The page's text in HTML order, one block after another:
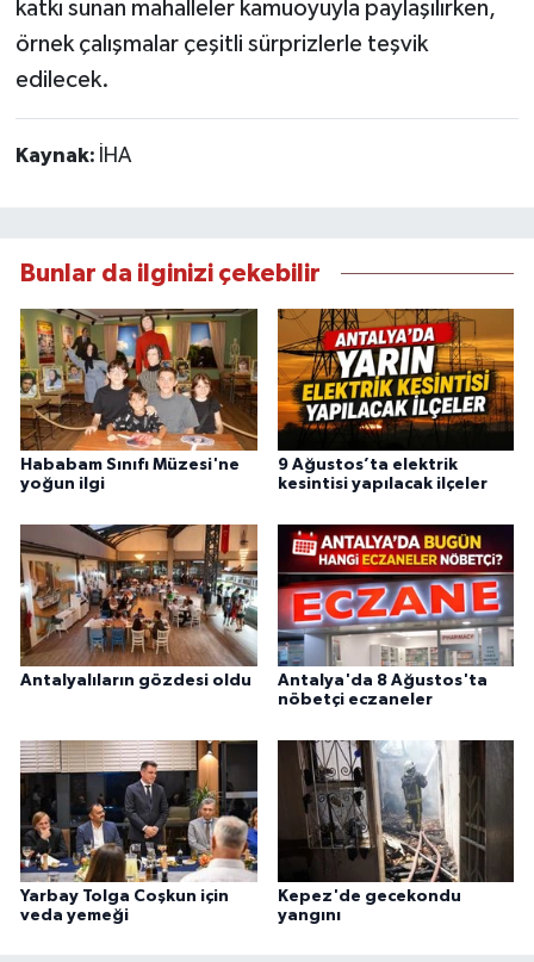
katkı sunan mahalleler kamuoyuyla paylaşılırken,
örnek çalışmalar çeşitli sürprizlerle teşvik
edilecek.
Kaynak: İHA
Bunlar da ilginizi çekebilir
Hababam Sınıfı Müzesi'ne
yoğun ilgi
9 Ağustos’ta elektrik
kesintisi yapılacak ilçeler
Antalyalıların gözdesi oldu
Antalya'da 8 Ağustos'ta
nöbetçi eczaneler
Yarbay Tolga Coşkun için
veda yemeği
Kepez'de gecekondu
yangını